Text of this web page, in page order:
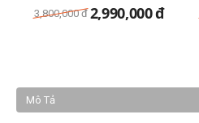
3,800,000 đ 2,990,000đ
Mô Tả